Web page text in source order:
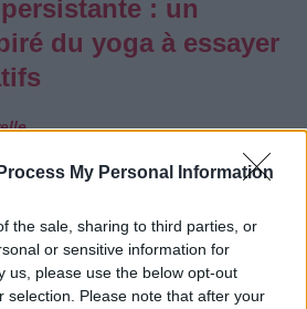
My Personal Information
the sale, sharing to third parties, or
or sensitive information for
us, please use the below opt-out
selection. Please note that after your
: un
du yoga à essayer